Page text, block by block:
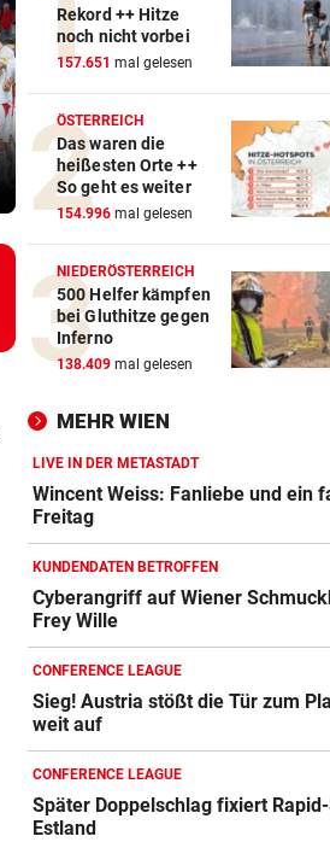
Katzentöter-
Anwalt: „Nie so
viel Hass
begegnet“
Übler
blaue
Rekord ++ Hitze
noch nicht vorbei
157.651 mal gelesen
ÖSTERREICH
Das waren die
heißesten Orte ++
So geht es weiter
154.996 mal gelesen
NIEDERÖSTERREICH
500 Helfer kämpfen
bei Gluthitze gegen
Inferno
138.409 mal gelesen
MEHR WIEN
LIVE IN DER METASTADT
Wincent Weiss: Fanliebe und ein
Freitag
KUNDENDATEN BETROFFEN
Cyberangriff auf Wiener
Frey Wille
CONFERENCE LEAGUE
Sieg! Austria stößt die Tür zum
weit auf
CONFERENCE LEAGUE
Später Doppelschlag fixiert
Estland